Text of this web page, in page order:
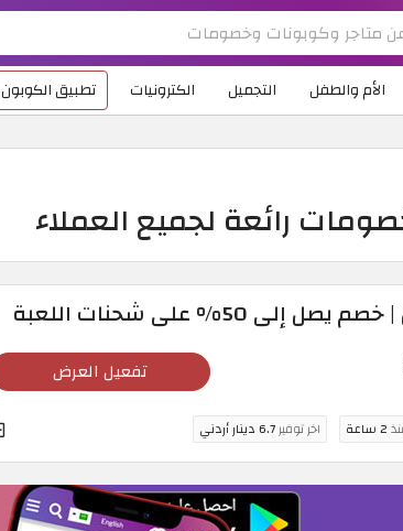
الأم والطفل التجميل الكترونيات تطبيق الكوبون
رائعة لجميع العملاء
تفعيل العرض
2 ساعة اخر توفير6.7 دينار أردني